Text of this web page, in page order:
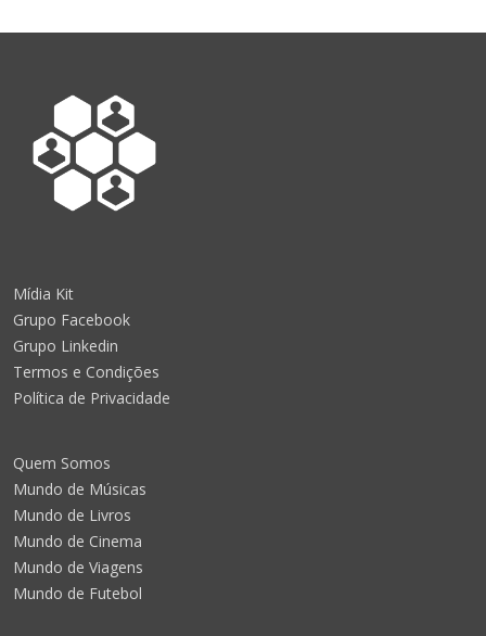
Mídia Kit
Grupo Facebook
Grupo Linkedin
Termos e Condições
Política de Privacidade
Quem Somos
Mundo de Músicas
Mundo de Livros
Mundo de Cinema
Mundo de Viagens
Mundo de Futebol